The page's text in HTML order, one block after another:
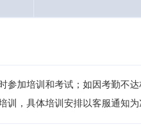
参加培训和考试；如因考勤不
训，具体培训安排以客服通知